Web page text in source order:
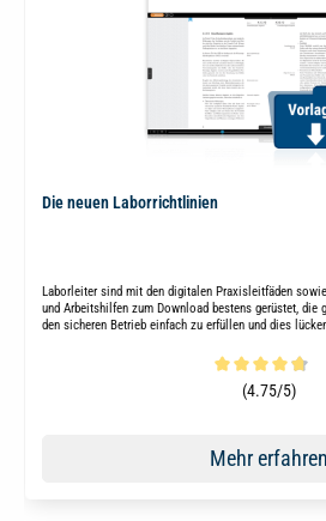
Die neuen Laborrichtlinien
Laborleiter sind mit den digitalen Praxisleitfäden
und Arbeitshilfen zum Download bestens gerüstet, die
den sicheren Betrieb einfach zu erfüllen und dies
Durchschnittliche Bewertung von 4.6 von 5
(4.75/5)
Mehr erfahren